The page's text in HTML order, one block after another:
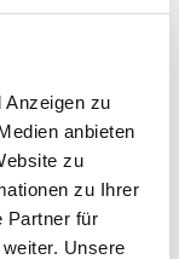
Anzeigen zu
anbieten
zu
zu Ihrer
Partner für
Unsere